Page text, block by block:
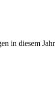
in diesem